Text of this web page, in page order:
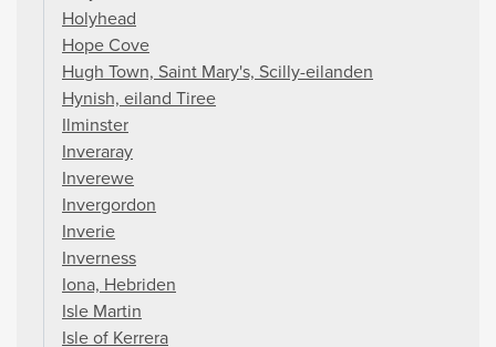
Holyhead
Hope Cove
Hugh Town, Saint Mary's, Scilly-eilanden
Hynish, eiland Tiree
Ilminster
Inveraray
Inverewe
Invergordon
Inverie
Inverness
Iona, Hebriden
Isle Martin
Isle of Kerrera